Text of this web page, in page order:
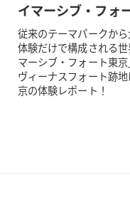
イマーシブ・フォ
従来のテーマパークか
体験だけで構成される
マーシブ・フォート東
ヴィーナスフォート跡
京の体験レポート！